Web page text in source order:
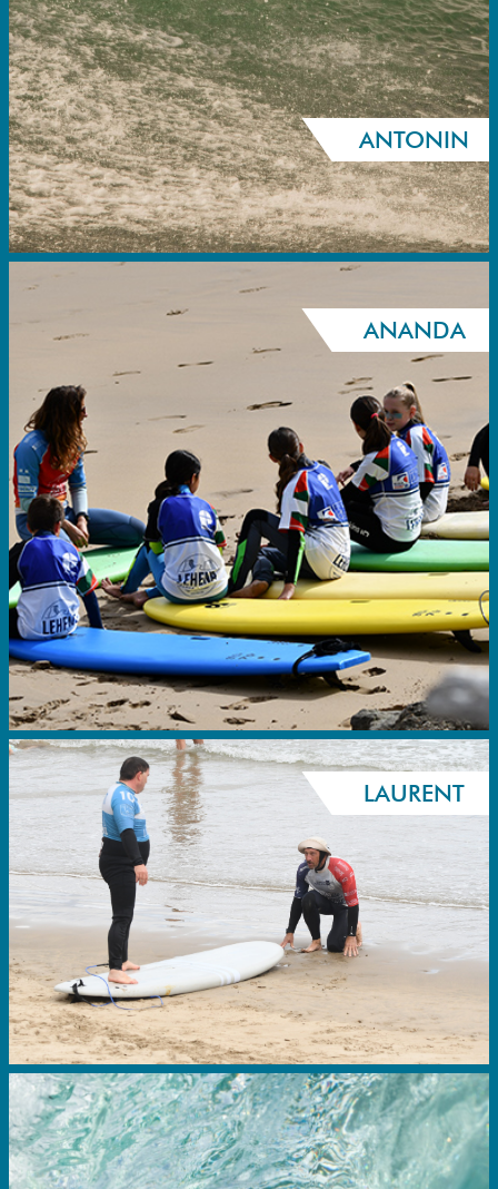
ANTONIN
ANANDA
LAURENT